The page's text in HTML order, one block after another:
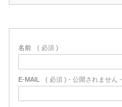
名前 ( 必須 )
E-MAIL ( 必須 ) - 公開されません -